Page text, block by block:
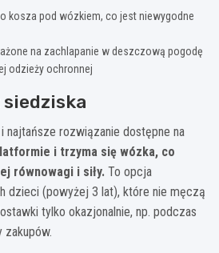
kosza pod wózkiem, co jest niewygodne
na zachlapanie w deszczową pogodę
odzieży ochronnej
rozwiązanie dostępne na
i trzyma się wózka, co
równowagi i siły. To opcja
dzieci (powyżej 3 lat), które nie męczą
tylko okazjonalnie, np. podczas
zakupów.